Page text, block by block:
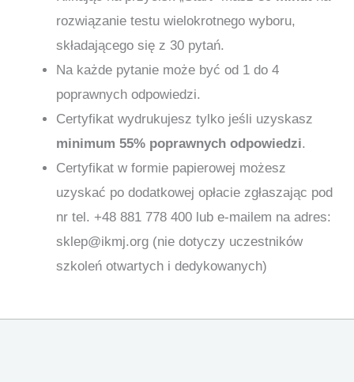
rozwiązanie testu wielokrotnego wyboru,
składającego się z 30 pytań.
Na każde pytanie może być od 1 do 4
poprawnych odpowiedzi.
Certyfikat wydrukujesz tylko jeśli uzyskasz
minimum 55% poprawnych odpowiedzi.
Certyfikat w formie papierowej możesz
uzyskać po dodatkowej opłacie zgłaszając pod
nr tel. +48 881 778 400 lub e-mailem na adres:
sklep@ikmj.org (nie dotyczy uczestników
szkoleń otwartych i dedykowanych)